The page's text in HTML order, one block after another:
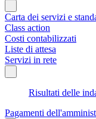
Carta dei servizi e
Class action
Costi contabilizzati
Liste di attesa
Servizi in rete
Risultati delle
Pagamenti